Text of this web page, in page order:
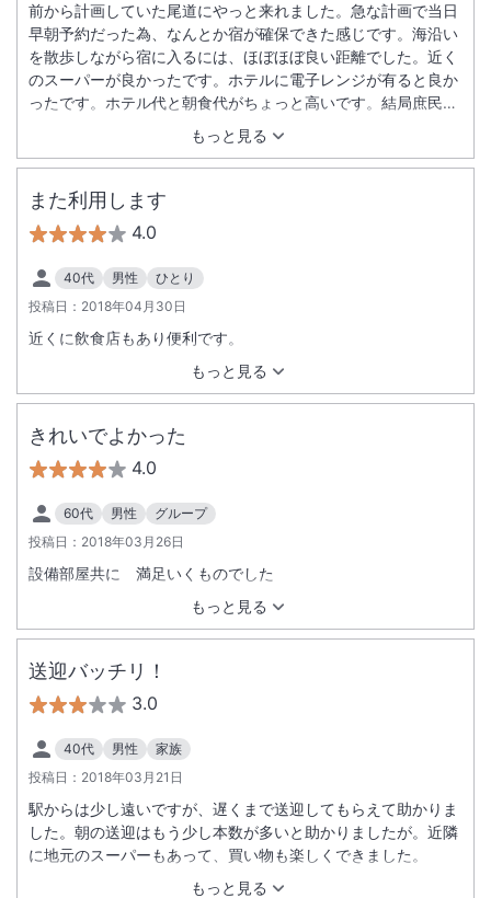
もっと見る
前から計画していた尾道にやっと来れました。急な計画で当日
早朝予約だった為、なんとか宿が確保できた感じです。海沿い
を散歩しながら宿に入るには、ほぼほぼ良い距離でした。近く
のスーパーが良かったです。ホテルに電子レンジが有ると良か
ったです。ホテル代と朝食代がちょっと高いです。結局庶民に
は少し違和感が有りました。
また利用します
4.0
40代 男性
ひとり
投稿日： 2018年04月30日
もっと見る
近くに飲食店もあり便利です。
きれいでよかった
4.0
60代 男性
グループ
投稿日： 2018年03月26日
もっと見る
設備部屋共に 満足いくものでした
送迎バッチリ！
3.0
40代 男性
家族
投稿日： 2018年03月21日
もっと見る
駅からは少し遠いですが、遅くまで送迎してもらえて助かりま
した。朝の送迎はもう少し本数が多いと助かりましたが。近隣
に地元のスーパーもあって、買い物も楽しくできました。